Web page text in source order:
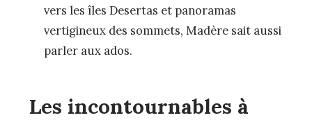
vers les îles Desertas et panoramas
vertigineux des sommets, Madère sait aussi
parler aux ados.
Les incontournables à